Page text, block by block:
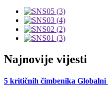
Najnovije vijesti
5 kritičnih čimbenika